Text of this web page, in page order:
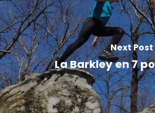
Next Post
La Barkley en 7